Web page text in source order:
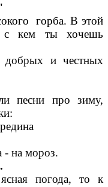
горба. В этой
с кем ты хочешь
добрых и честных
песни про зиму,
- на мороз.
погода, то к